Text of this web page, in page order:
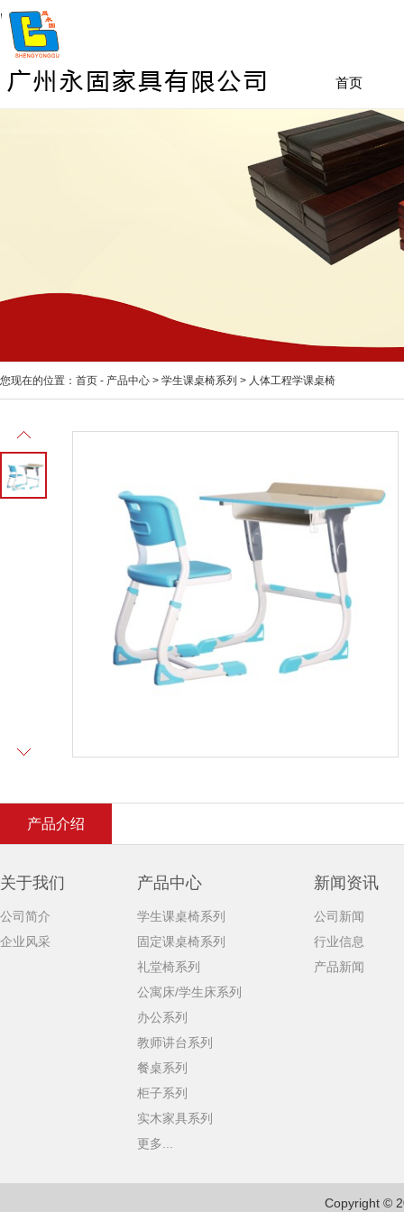
首页
您现在的位置： 首页 - 产品中心 > 学生课桌椅系列 > 人体工程学课桌椅
产品介绍
关于我们
公司简介
企业风采
产品中心
学生课桌椅系列
固定课桌椅系列
礼堂椅系列
公寓床/学生床系列
办公系列
教师讲台系列
餐桌系列
柜子系列
实木家具系列
更多...
新闻资讯
公司新闻
行业信息
产品新闻
Copyright ©